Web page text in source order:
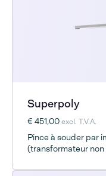
Superpoly
€ 451,00excl. T.V.A.
Pince à souder par
(transformateur non